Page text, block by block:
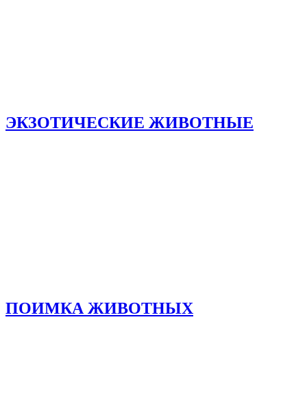
ЭКЗОТИЧЕСКИЕ ЖИВОТНЫЕ
ПОИМКА ЖИВОТНЫХ